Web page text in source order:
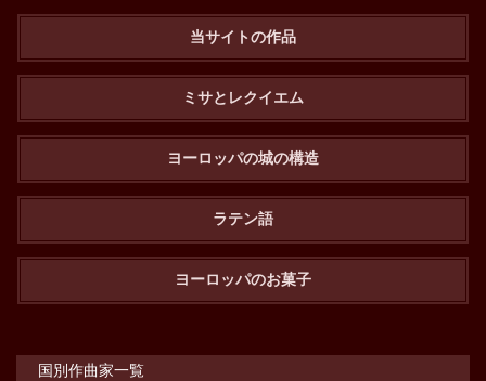
当サイトの作品
ミサとレクイエム
ヨーロッパの城の構造
ラテン語
ヨーロッパのお菓子
国別作曲家一覧